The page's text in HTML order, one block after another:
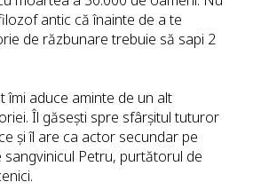
antic că înainte de a te
de răzbunare trebuie să sapi 2
îmi aduce aminte de un alt
Îl găsești spre sfârșitul tuturor
și îl are ca actor secundar pe
sangvinicul Petru, purtătorul de